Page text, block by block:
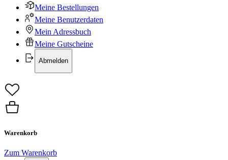
Meine Bestellungen
Meine Benutzerdaten
Mein Adressbuch
Meine Gutscheine
Abmelden
Warenkorb
Zum Warenkorb